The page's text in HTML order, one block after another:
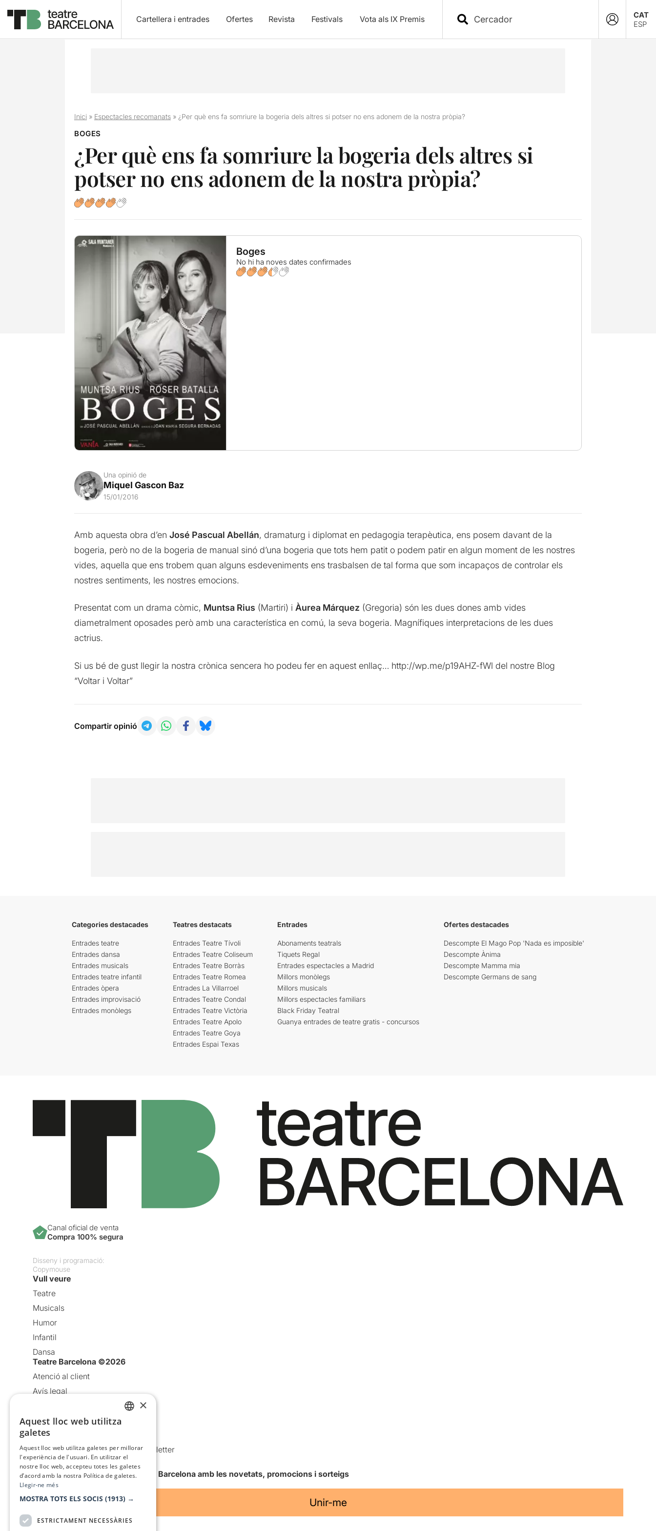
Cartellera i entrades Ofertes Revista Festivals Vota als IX Premis
CAT
ESP
Inici» Espectacles recomanats» ¿Per què ens fa somriure la bogeria dels altres si potser no ens adonem de la nostra pròpia?
BOGES
¿Per què ens fa somriure la bogeria dels altres si
potser no ens adonem de la nostra pròpia?
Boges
No hi ha noves dates confirmades
Una opinió de
Miquel Gascon Baz
15/01/2016
Amb aquesta obra d’en José Pascual Abellán, dramaturg i diplomat en pedagogia terapèutica, ens posem davant de la
bogeria, però no de la bogeria de manual sinó d’una bogeria que tots hem patit o podem patir en algun moment de les nostres
vides, aquella que ens trobem quan alguns esdeveniments ens trasbalsen de tal forma que som incapaços de controlar els
nostres sentiments, les nostres emocions.
Presentat com un drama còmic, Muntsa Rius (Martiri) i Àurea Márquez (Gregoria) són les dues dones amb vides
diametralment oposades però amb una característica en comú, la seva bogeria. Magnífiques interpretacions de les dues
actrius.
Si us bé de gust llegir la nostra crònica sencera ho podeu fer en aquest enllaç… http://wp.me/p19AHZ-fWl del nostre Blog
“Voltar i Voltar”
Compartir opinió
Categories destacades
Entrades teatre
Entrades dansa
Entrades musicals
Entrades teatre infantil
Entrades òpera
Entrades improvisació
Entrades monòlegs
Teatres destacats
Entrades Teatre Tívoli
Entrades Teatre Coliseum
Entrades Teatre Borràs
Entrades Teatre Romea
Entrades La Villarroel
Entrades Teatre Condal
Entrades Teatre Victòria
Entrades Teatre Apolo
Entrades Teatre Goya
Entrades Espai Texas
Entrades
Abonaments teatrals
Tiquets Regal
Entrades espectacles a Madrid
Millors monòlegs
Millors musicals
Millors espectacles familiars
Black Friday Teatral
Guanya entrades de teatre gratis - concursos
Ofertes destacades
Descompte El Mago Pop 'Nada es imposible'
Descompte Ànima
Descompte Mamma mia
Descompte Germans de sang
Canal oficial de venta
Compra 100% segura
Disseny i programació:
Copymouse
Vull veure
Teatre
Musicals
Humor
Infantil
Dansa
Teatre Barcelona ©2026
Atenció al client
Avís legal
Política de cookies
Condicions d’ús
Comunicacions comercials i Newsletter
Anuncia’t
Vull rebre la newsletter de Teatre Barcelona amb les novetats, promocions i sorteigs
Unir-me
×
Aquest lloc web utilitza
galetes
Aquest lloc web utilitza galetes per millorar
l'experiència de l'usuari. En utilitzar el
nostre lloc web, accepteu totes les galetes
d’acord amb la nostra Política de galetes.
Llegir-ne més
MOSTRA TOTS ELS SOCIS (1913) →
ESTRICTAMENT NECESSÀRIES